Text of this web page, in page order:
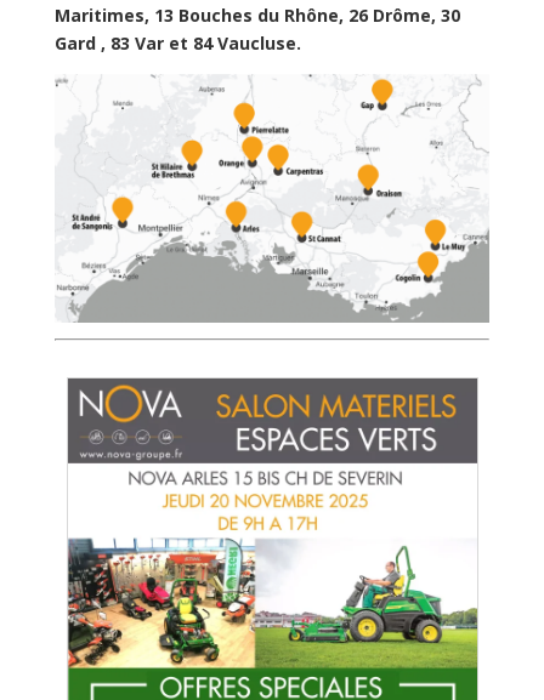
Maritimes, 13 Bouches du Rhône, 26 Drôme, 30
Gard , 83 Var et 84 Vaucluse.